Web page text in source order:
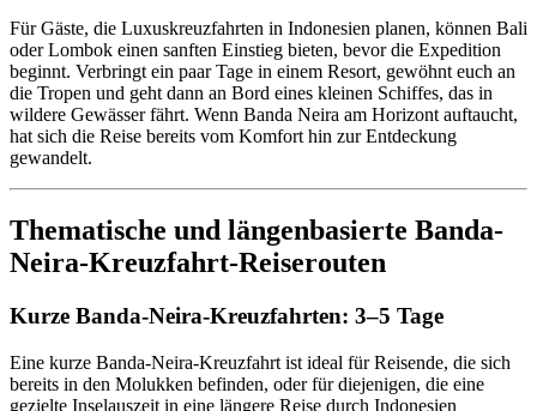
Für Gäste, die Luxuskreuzfahrten in Indonesien planen, können Bali
oder Lombok einen sanften Einstieg bieten, bevor die Expedition
beginnt. Verbringt ein paar Tage in einem Resort, gewöhnt euch an
die Tropen und geht dann an Bord eines kleinen Schiffes, das in
wildere Gewässer fährt. Wenn Banda Neira am Horizont auftaucht,
hat sich die Reise bereits vom Komfort hin zur Entdeckung
gewandelt.
Thematische und längenbasierte Banda-
Neira-Kreuzfahrt-Reiserouten
Kurze Banda-Neira-Kreuzfahrten: 3–5 Tage
Eine kurze Banda-Neira-Kreuzfahrt ist ideal für Reisende, die sich
bereits in den Molukken befinden, oder für diejenigen, die eine
gezielte Inselauszeit in eine längere Reise durch Indonesien